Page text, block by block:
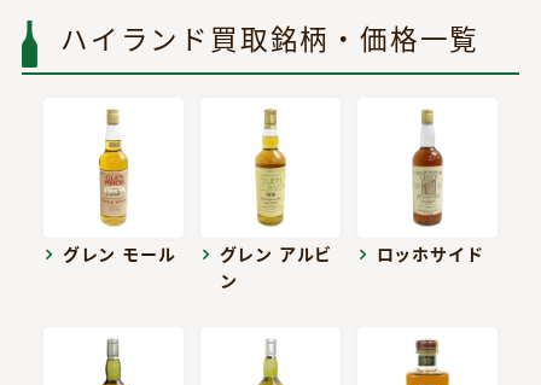
ハイランド買取銘柄・価格一覧
グレン モール
グレン アルビ
ン
ロッホサイド